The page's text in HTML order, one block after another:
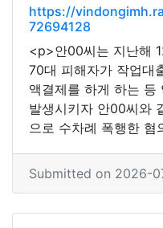
https://
72694128
<p>안00씨는 지난해
70대 피해자가 작업대
액결제를 하게 하는
발생시키자 안00씨와
으로 수차례 폭행한
Submitted on 2026-